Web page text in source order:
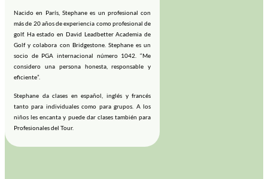
Nacido en París, Stephane es un profesional con
más de 20 años de experiencia como profesional de
golf. Ha estado en David Leadbetter Academia de
Golf y colabora con Bridgestone. Stephane es un
socio de PGA internacional número 1042. “Me
considero una persona honesta, responsable y
eficiente”.
Stephane da clases en español, inglés y francés
tanto para individuales como para grupos. A los
niños les encanta y puede dar clases también para
Profesionales del Tour.